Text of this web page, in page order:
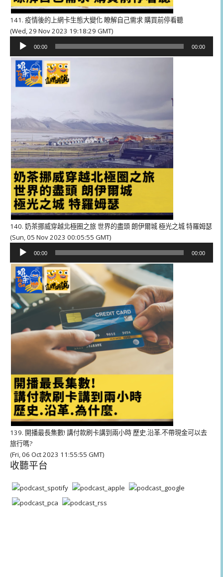
141. 疫情後的上網卡生態大變化 瞭解自己需求 購買前停看聽
(Wed, 29 Nov 2023 19:18:29 GMT)
播
器
00:00 00:00
140. 奶茶挪威穿越北極圈之旅 世界的盡頭 朗伊爾城 極光之城 特羅姆瑟
(Sun, 05 Nov 2023 00:05:55 GMT)
播
放
器
00:00 00:00
139. 開播最長集數! 講付款刷卡講到兩小時 歷史.沿革.不帶現金可以去
旅行嗎?
(Fri, 06 Oct 2023 11:55:55 GMT)
收聽平台